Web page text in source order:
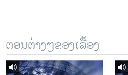
ຕອນຕ່າງໆຂອງເລື້ອງ